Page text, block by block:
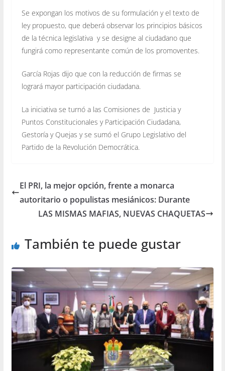
Se expongan los motivos de su formulación y el texto de
ley propuesto, que deberá observar los principios básicos
de la técnica legislativa y se designe al ciudadano que
fungirá como representante común de los promoventes.
García Rojas dijo que con la reducción de firmas se
logrará mayor participación ciudadana.
La iniciativa se turnó a las Comisiones de Justicia y
Puntos Constitucionales y Participación Ciudadana,
Gestoría y Quejas y se sumó el Grupo Legislativo del
Partido de la Revolución Democrática.
El PRI, la mejor opción, frente a monarca
autoritario o populistas mesiánicos: Durante
LAS MISMAS MAFIAS, NUEVAS CHAQUETAS
También te puede gustar